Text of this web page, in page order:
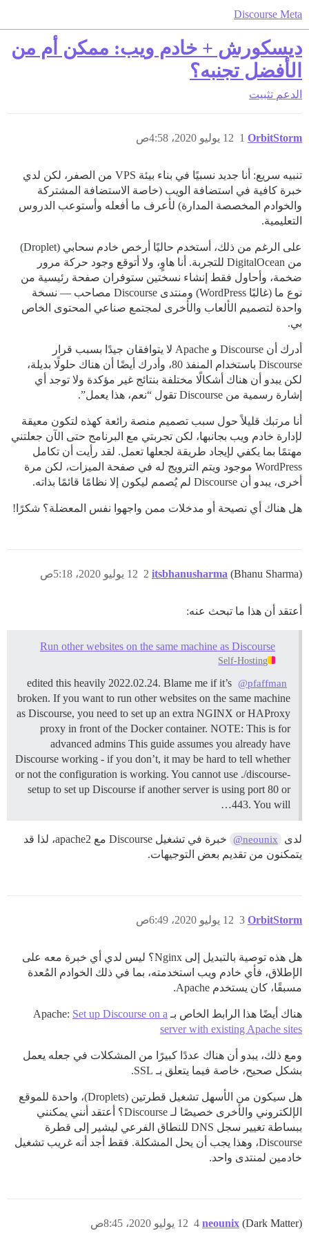
Discourse Meta
ديسكورش + خادم ويب: ممكن أم من
الأفضل تجنبه؟
الدعم تثبيت
OrbitStorm 12 يوليو 2020، 4:58ص 1
تنبيه سريع: أنا جديد نسبيًا في بناء بيئة VPS من الصفر، لكن لدي
خبرة كافية في استضافة الويب (خاصة الاستضافة المشتركة
والخوادم المخصصة المدارة) لأعرف ما أفعله وأستوعب الدروس
التعليمية.
على الرغم من ذلك، أستخدم حاليًا أرخص خادم سحابي (Droplet)
من DigitalOcean للتجربة. أنا هاوٍ، ولا أتوقع وجود حركة مرور
ضخمة، وأحاول فقط إنشاء نسختين ستوفران صفحة رئيسية من
نوع ما (غالبًا WordPress) ومنتدى Discourse مصاحب — نسخة
واحدة لتصميم الألعاب والأخرى لمجتمع صناعي المحتوى الخاص
بي.
أدرك أن Discourse و Apache لا يتوافقان جيدًا بسبب قرار
Discourse باستخدام المنفذ 80، وأدرك أيضًا أن هناك حلولًا بديلة،
لكن يبدو أن هناك أشكالًا مختلفة بنتائج غير مؤكدة ولا توجد أي
إشارة رسمية من Discourse تقول “نعم، هذا يعمل”.
أنا مرتبك قليلاً حول سبب تصميم منصة رائعة كهذه لتكون معيقة
لإدارة خادم ويب بجانبها، لكن تجربتي مع البرنامج حتى الآن جعلتني
مهتمًا بما يكفي لإيجاد طريقة لجعلها تعمل. لقد رأيت أن تكامل
WordPress موجود ويتم الترويج له في صفحة الميزات، لكن مرة
أخرى، يبدو أن Discourse لم يُصمم ليكون إلا نظامًا قائمًا بذاته.
هل هناك أي نصيحة أو مدخلات ممن واجهوا نفس المعضلة؟ شكرًا!
itsbhanusharma (Bhanu Sharma) 12 يوليو 2020، 5:18ص 2
أعتقد أن هذا ما تبحث عنه:
Run other websites on the same machine as Discourse
Self-Hosting
@pfaffman
edited this heavily 2022.02.24. Blame me if it’s
broken. If you want to run other websites on the same machine
as Discourse, you need to set up an extra NGINX or HAProxy
proxy in front of the Docker container. NOTE: This is for
advanced admins This guide assumes you already have
Discourse working - if you don’t, it may be hard to tell whether
or not the configuration is working. You cannot use ./discourse-
setup to set up Discourse if another server is using port 80 or
443. You will…
لدى @neounix
خبرة في تشغيل Discourse مع apache2، لذا قد
يتمكنون من تقديم بعض التوجيهات.
OrbitStorm 12 يوليو 2020، 6:49ص 3
هل هذه توصية بالتبديل إلى Nginx؟ ليس لدي أي خبرة معه على
الإطلاق، فأي خادم ويب استخدمته، بما في ذلك الخوادم المُعدة
مسبقًا، كان يستخدم Apache.
هناك أيضًا هذا الرابط الخاص بـ Apache: Set up Discourse on a
server with existing Apache sites
ومع ذلك، يبدو أن هناك عددًا كبيرًا من المشكلات في جعله يعمل
بشكل صحيح، خاصة فيما يتعلق بـ SSL.
هل سيكون من الأسهل تشغيل قطرتين (Droplets)، واحدة للموقع
الإلكتروني والأخرى خصيصًا لـ Discourse؟ أعتقد أنني يمكنني
ببساطة تغيير سجل DNS للنطاق الفرعي ليشير إلى قطرة
Discourse، وهذا يجب أن يحل المشكلة. فقط أجد أنه غريب تشغيل
خادمين لمنتدى واحد.
neounix (Dark Matter) 12 يوليو 2020، 8:45ص 4